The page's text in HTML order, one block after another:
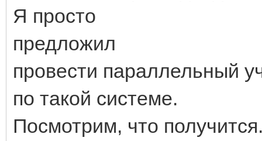
Я просто
предложил
провести параллельный
по такой системе.
Посмотрим, что